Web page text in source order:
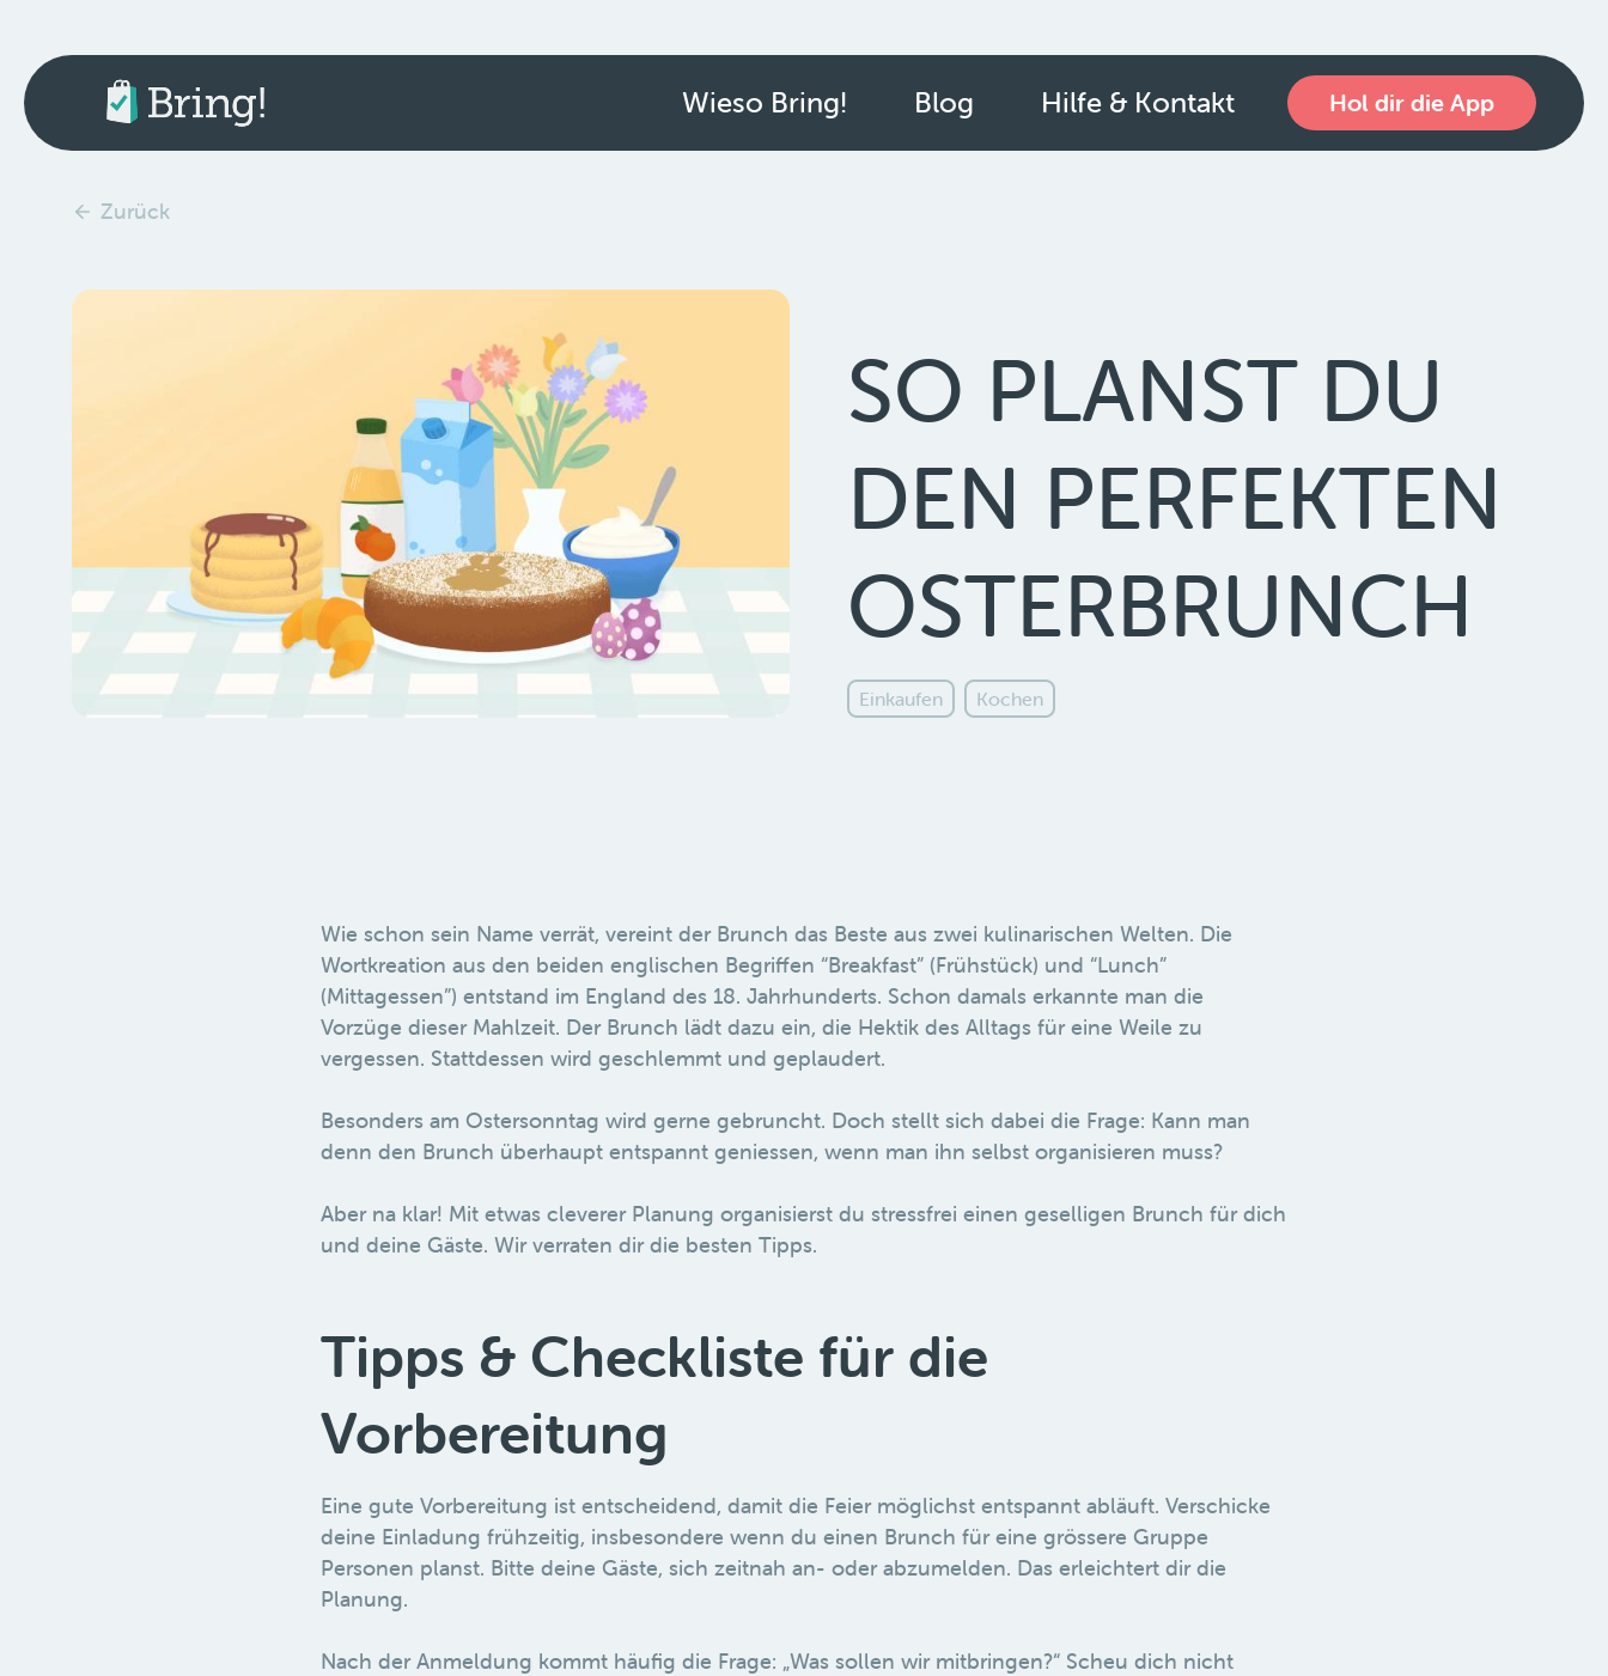
Wieso Bring! Blog Hilfe & Kontakt Hol dir die App
Zurück
SO PLANST DU
DEN PERFEKTEN
OSTERBRUNCH
Einkaufen Kochen
Wie schon sein Name verrät, vereint der Brunch das Beste aus zwei kulinarischen Welten. Die
Wortkreation aus den beiden englischen Begriffen “Breakfast” (Frühstück) und “Lunch”
(Mittagessen”) entstand im England des 18. Jahrhunderts. Schon damals erkannte man die
Vorzüge dieser Mahlzeit. Der Brunch lädt dazu ein, die Hektik des Alltags für eine Weile zu
vergessen. Stattdessen wird geschlemmt und geplaudert.
Besonders am Ostersonntag wird gerne gebruncht. Doch stellt sich dabei die Frage: Kann man
denn den Brunch überhaupt entspannt geniessen, wenn man ihn selbst organisieren muss?
Aber na klar! Mit etwas cleverer Planung organisierst du stressfrei einen geselligen Brunch für dich
und deine Gäste. Wir verraten dir die besten Tipps.
Tipps & Checkliste für die
Vorbereitung
Eine gute Vorbereitung ist entscheidend, damit die Feier möglichst entspannt abläuft. Verschicke
deine Einladung frühzeitig, insbesondere wenn du einen Brunch für eine grössere Gruppe
Personen planst. Bitte deine Gäste, sich zeitnah an- oder abzumelden. Das erleichtert dir die
Planung.
Nach der Anmeldung kommt häufig die Frage: „Was sollen wir mitbringen?“ Scheu dich nicht